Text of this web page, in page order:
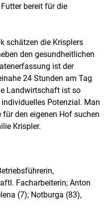
bereit für die
schätzen die Krisplers
den gesundheitlichen
ist der
24 Stunden am Tag
Landwirtschaft ist so
Potenzial. Man
den eigenen Hof suchen
Krispler.
Facharbeiterin; Anton
(7); Notburga (83),